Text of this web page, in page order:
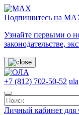
Подпишитесь на
Узнайте первыми о
законодательстве,
+7 (812) 702-50-52
Личный кабинет